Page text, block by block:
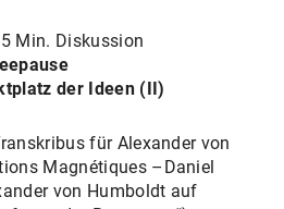
Min. Diskussion
der Ideen (II)
für Alexander von
Magnétiques –Daniel
von Humboldt auf